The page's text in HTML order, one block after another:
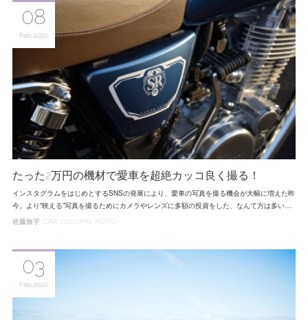
たった2万円の機材で愛車を超絶カッコ良く撮る！
インスタグラムをはじめとするSNSの発展により、愛車の写真を撮る機会が大幅に増えた昨
今。より‟映える”写真を撮るためにカメラやレンズに多額の投資をした、なんて方は多い…
08
Feb2020
佐藤旅宇 CAR COLUMN MOTO
03
Feb 2020